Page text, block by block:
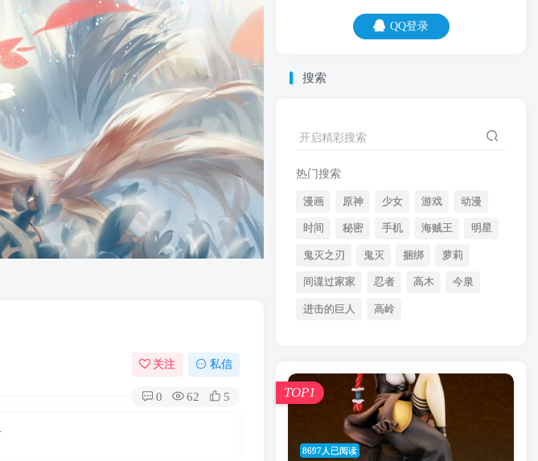
关注 私信
0 62 5
QQ登录
搜索
开启精彩搜索
热门搜索
漫画 原神 少女 游戏 动漫
时间 秘密 手机 海贼王 明星
鬼灭之刃 鬼灭 捆绑 萝莉
间谍过家家 忍者 高木 今泉
进击的巨人 高岭
8697人已阅读
TOP1
QQ登录
我没去过你的城市，但我刷过你那儿的
时间 秘密 手机 海贼王
鬼灭 捆绑 萝莉
间谍过家家 忍者 高木